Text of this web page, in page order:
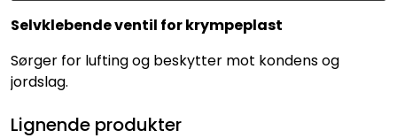
Selvklebende ventil for krympeplast
Sørger for lufting og beskytter mot kondens og
jordslag.
Lignende produkter